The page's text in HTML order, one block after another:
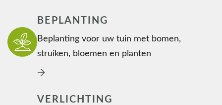
BEPLANTING
Beplanting voor uw tuin met bomen,
struiken, bloemen en planten
VERLICHTING